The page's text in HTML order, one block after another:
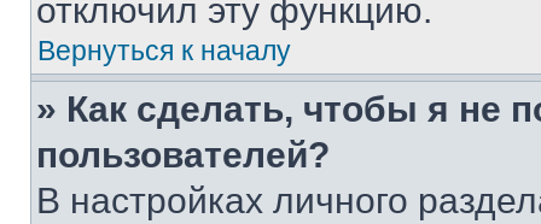
отключил эту функцию.
Вернуться к началу
» Как сделать, чтобы я не
пользователей?
В настройках личного